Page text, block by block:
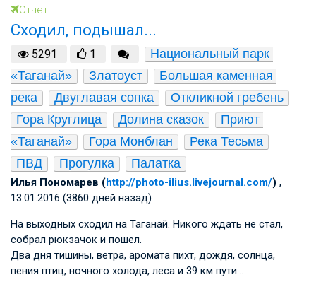
Отчет
Сходил, подышал...
5291 1
Национальный парк
«Таганай»
Златоуст
Большая каменная
река
Двуглавая сопка
Откликной гребень
Гора Круглица
Долина сказок
Приют
«Таганай»
Гора Монблан
Река Тесьма
ПВД
Прогулка Палатка
Илья Пономарев (http://photo-ilius.livejournal.com/) ,
13.01.2016 (3860 дней назад)
На выходных сходил на Таганай. Никого ждать не стал,
собрал рюкзачок и пошел.
Два дня тишины, ветра, аромата пихт, дождя, солнца,
пения птиц, ночного холода, леса и 39 км пути…